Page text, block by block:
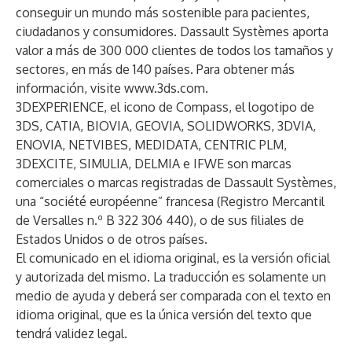
conseguir un mundo más sostenible para pacientes,
ciudadanos y consumidores. Dassault Systèmes aporta
valor a más de 300 000 clientes de todos los tamaños y
sectores, en más de 140 países. Para obtener más
información, visite www.3ds.com.
3DEXPERIENCE, el icono de Compass, el logotipo de
3DS, CATIA, BIOVIA, GEOVIA, SOLIDWORKS, 3DVIA,
ENOVIA, NETVIBES, MEDIDATA, CENTRIC PLM,
3DEXCITE, SIMULIA, DELMIA e IFWE son marcas
comerciales o marcas registradas de Dassault Systèmes,
una “société européenne” francesa (Registro Mercantil
de Versalles n.º B 322 306 440), o de sus filiales de
Estados Unidos o de otros países.
El comunicado en el idioma original, es la versión oficial
y autorizada del mismo. La traducción es solamente un
medio de ayuda y deberá ser comparada con el texto en
idioma original, que es la única versión del texto que
tendrá validez legal.